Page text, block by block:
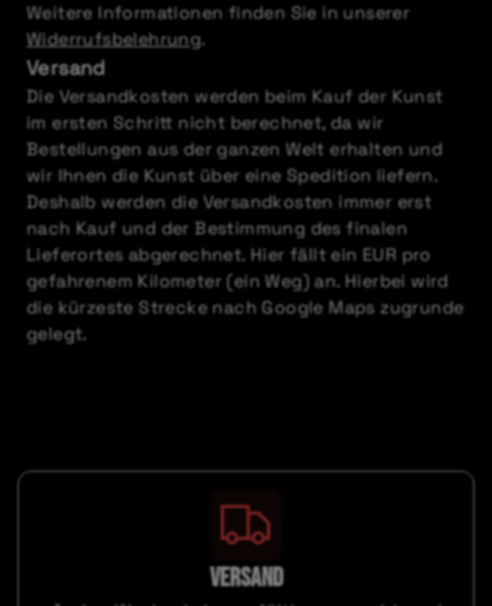
Weitere Informationen finden Sie in unserer
Widerrufsbelehrung.
Versand
Die Versandkosten werden beim Kauf der Kunst
im ersten Schritt nicht berechnet, da wir
Bestellungen aus der ganzen Welt erhalten und
wir Ihnen die Kunst über eine Spedition liefern.
Deshalb werden die Versandkosten immer erst
nach Kauf und der Bestimmung des finalen
Lieferortes abgerechnet. Hier fällt ein EUR pro
gefahrenem Kilometer (ein Weg) an. Hierbei wird
die kürzeste Strecke nach Google Maps zugrunde
gelegt.
VERSAND